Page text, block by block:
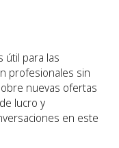
útil para las
profesionales sin
nuevas ofertas
lucro y
en este